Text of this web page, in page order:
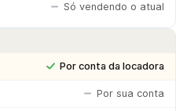
Só vendendo o atual
Por conta da locadora
Por sua conta